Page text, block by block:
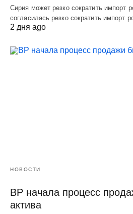
Сирия может резко сократить импорт
согласилась резко сократить импорт
2 дня ago
НОВОСТИ
BP начала процесс
актива